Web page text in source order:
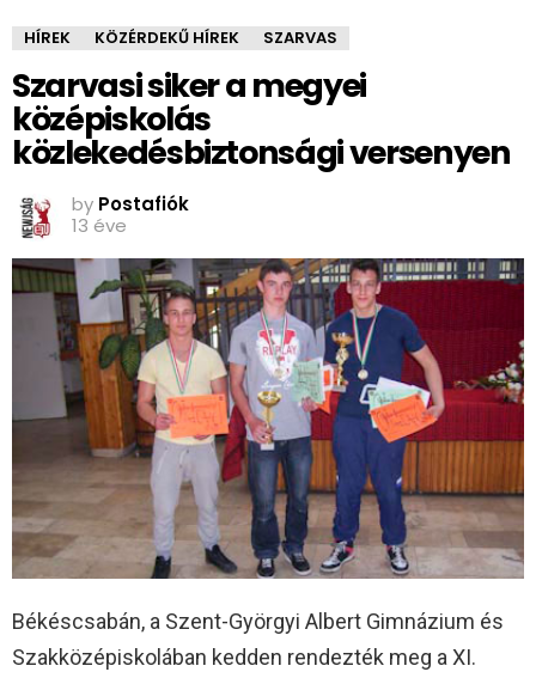
HÍREK KÖZÉRDEKŰ HÍREK SZARVAS
Szarvasi siker a megyei
középiskolás
közlekedésbiztonsági versenyen
by Postafiók
13 éve
Békéscsabán, a Szent-Györgyi Albert Gimnázium és
Szakközépiskolában kedden rendezték meg a XI.